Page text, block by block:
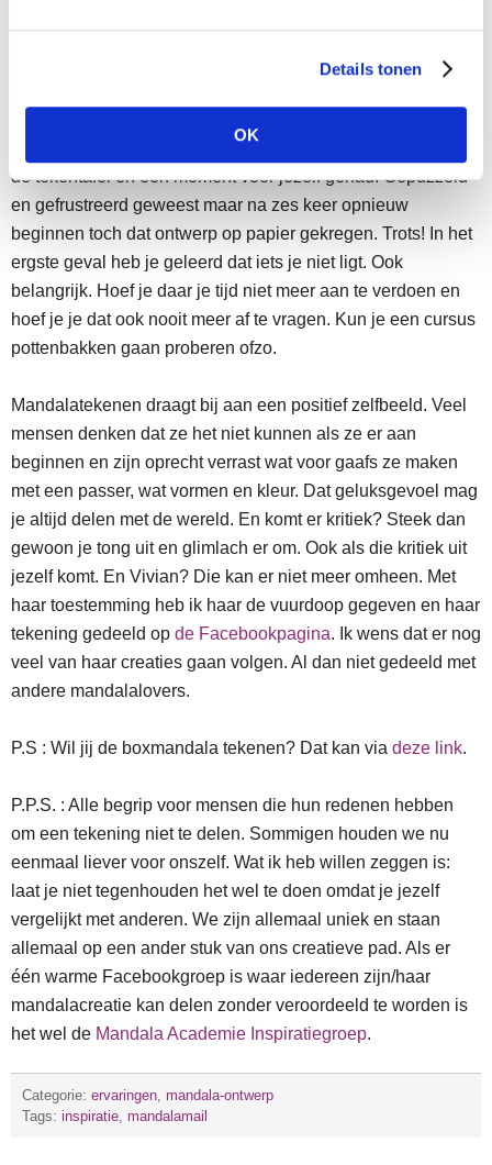
Details tonen
OK
delen als je dat zelf graag wil. Laat je niet tegenhouden door
je eigen oordelen. Tekenen vergt moed. Want voor je begint
verrassender. Minder mooi misschien maar wel genoten aan
de tekentafel en een moment voor jezelf gehad. Gepuzzeld
en gefrustreerd geweest maar na zes keer opnieuw
beginnen toch dat ontwerp op papier gekregen. Trots! In het
ergste geval heb je geleerd dat iets je niet ligt. Ook
belangrijk. Hoef je daar je tijd niet meer aan te verdoen en
hoef je je dat ook nooit meer af te vragen. Kun je een cursus
pottenbakken gaan proberen ofzo.
Mandalatekenen draagt bij aan een positief zelfbeeld. Veel
mensen denken dat ze het niet kunnen als ze er aan
beginnen en zijn oprecht verrast wat voor gaafs ze maken
met een passer, wat vormen en kleur. Dat geluksgevoel mag
je altijd delen met de wereld. En komt er kritiek? Steek dan
gewoon je tong uit en glimlach er om. Ook als die kritiek uit
jezelf komt. En Vivian? Die kan er niet meer omheen. Met
haar toestemming heb ik haar de vuurdoop gegeven en haar
tekening gedeeld op de Facebookpagina. Ik wens dat er nog
veel van haar creaties gaan volgen. Al dan niet gedeeld met
andere mandalalovers.
P.S : Wil jij de boxmandala tekenen? Dat kan via deze link.
P.P.S. : Alle begrip voor mensen die hun redenen hebben
om een tekening niet te delen. Sommigen houden we nu
eenmaal liever voor onszelf. Wat ik heb willen zeggen is:
laat je niet tegenhouden het wel te doen omdat je jezelf
vergelijkt met anderen. We zijn allemaal uniek en staan
allemaal op een ander stuk van ons creatieve pad. Als er
één warme Facebookgroep is waar iedereen zijn/haar
mandalacreatie kan delen zonder veroordeeld te worden is
het wel de Mandala Academie Inspiratiegroep.
Categorie: ervaringen, mandala-ontwerp
Tags: inspiratie, mandalamail